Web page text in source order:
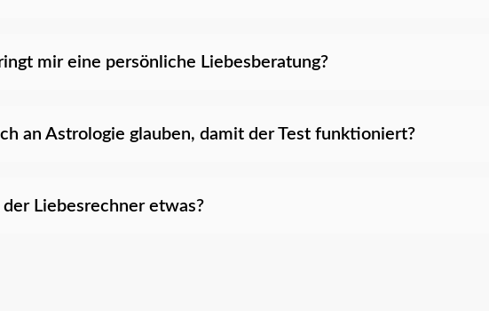
mir eine persönliche Liebesberatung?
an Astrologie glauben, damit der Test funktioniert?
der Liebesrechner etwas?